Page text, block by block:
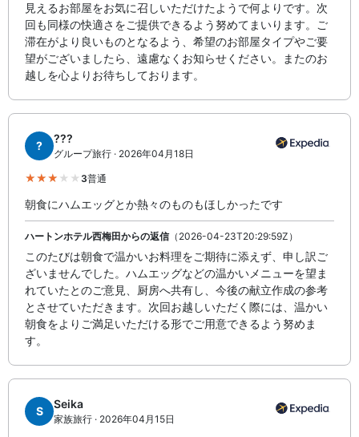
見えるお部屋をお気に召しいただけたようで何よりです。次
回も同様の快適さをご提供できるよう努めてまいります。ご
滞在がより良いものとなるよう、希望のお部屋タイプやご要
望がございましたら、遠慮なくお知らせください。またのお
越しを心よりお待ちしております。
?
???
グループ旅行 · 2026年04月18日
3普通
朝食にハムエッグとか熱々のものもほしかったです
ハートンホテル西梅田からの返信（2026-04-23T20:29:59Z）
このたびは朝食で温かいお料理をご期待に添えず、申し訳ご
ざいませんでした。ハムエッグなどの温かいメニューを望ま
れていたとのご意見、厨房へ共有し、今後の献立作成の参考
とさせていただきます。次回お越しいただく際には、温かい
朝食をよりご満足いただける形でご用意できるよう努めま
す。
S
Seika
家族旅行 · 2026年04月15日